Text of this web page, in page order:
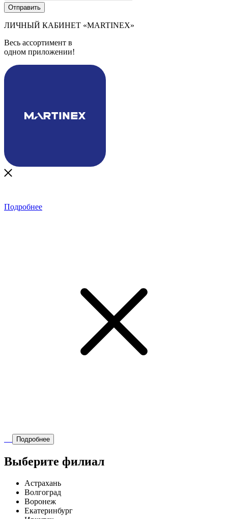
ЛИЧНЫЙ КАБИНЕТ «MARTINEX»
Весь ассортимент в
одном приложении!
Подробнее
Подробнее
Выберите филиал
Астрахань
Волгоград
Воронеж
Екатеринбург